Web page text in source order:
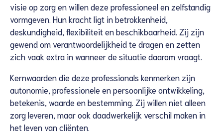
visie op zorg en willen deze professioneel en zelfstandig
vormgeven. Hun kracht ligt in betrokkenheid,
deskundigheid, flexibiliteit en beschikbaarheid. Zij zijn
gewend om verantwoordelijkheid te dragen en zetten
zich vaak extra in wanneer de situatie daarom vraagt.
Kernwaarden die deze professionals kenmerken zijn
autonomie, professionele en persoonlijke ontwikkeling,
betekenis, waarde en bestemming. Zij willen niet alleen
zorg leveren, maar ook daadwerkelijk verschil maken in
het leven van cliënten.